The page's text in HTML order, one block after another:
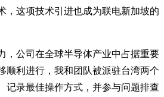
，这项技术引进也成为联电新加坡的
，公司在全球半导体产业中占据重要
顺利进行，我和团队被派驻台湾两个
记录最佳操作方式，并参与问题排查